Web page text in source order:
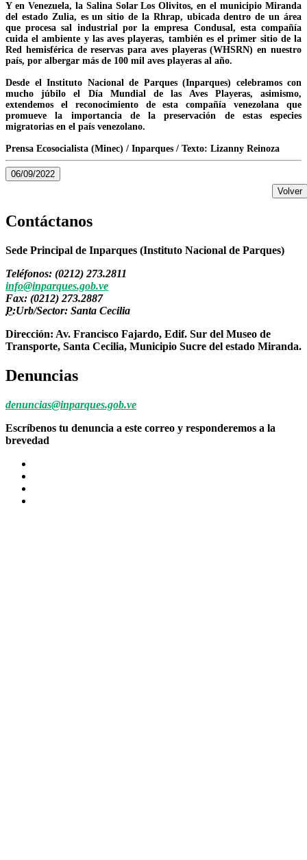
Y en Venezuela, la Salina Solar Los Olivitos, en el municipio Miranda
del estado Zulia, es un sitio de la Rhrap, ubicada dentro de un área
que procesa sal industrial por la empresa Condusal, esta compañía
cuida el ambiente y las aves playeras, también es el primer sitio de la
Red hemisférica de reservas para aves playeras (WHSRN) en nuestro
país, por albergar más de 100 mil aves playeras al año.
Desde el Instituto Nacional de Parques (Inparques) celebramos con
mucho júbilo el Día Mundial de las Aves Playeras, asimismo,
extendemos el reconocimiento de esta compañía venezolana que
promueve la importancia de la preservación de estas especies
migratorias en el país venezolano.
Prensa Ecosocialista (Minec) / Inparques / Texto: Lizanny Reinoza
06/09/2022
Volver
Contáctanos
Sede Principal de Inparques (Instituto Nacional de Parques)
Teléfonos: (0212) 273.2811
info@inparques.gob.ve
Fax: (0212) 273.2887
P:Urb/Sector: Santa Cecilia
Dirección: Av. Francisco Fajardo, Edif. Sur del Museo de
Transporte, Santa Cecilia, Municipio Sucre del estado Miranda.
Denuncias
denuncias@inparques.gob.ve
Escríbenos tu denuncia a este correo y responderemos a la
brevedad